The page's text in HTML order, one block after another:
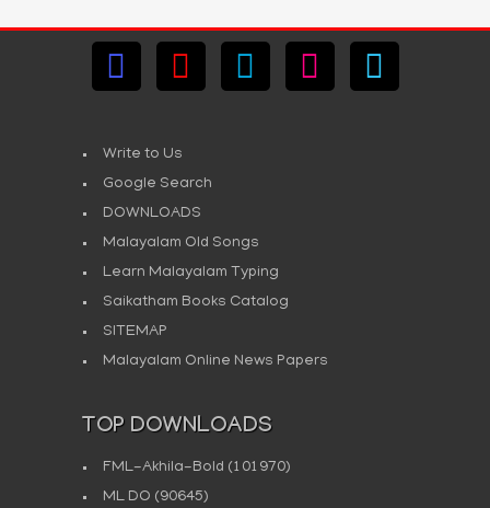
Write to Us
Google Search
DOWNLOADS
Malayalam Old Songs
Learn Malayalam Typing
Saikatham Books Catalog
SITEMAP
Malayalam Online News Papers
TOP DOWNLOADS
FML-Akhila-Bold (101970)
ML DO (90645)